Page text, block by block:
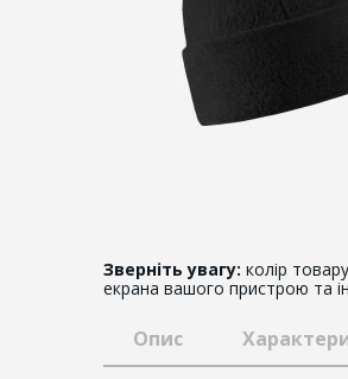
Зверніть увагу: колір
екрана вашого пристрою та
Опис